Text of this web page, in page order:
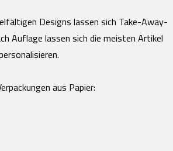
Designs lassen sich Take-Away-
Auflage lassen sich die meisten Artikel
aus Papier: